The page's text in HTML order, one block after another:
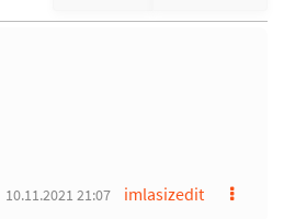
imlasizedit
10.11.2021 21:07